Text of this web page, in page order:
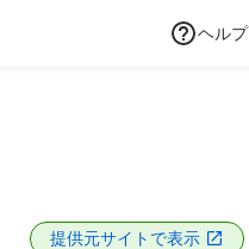
ヘルプ
提供元サイトで表示